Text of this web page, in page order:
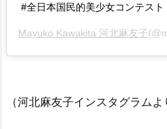
#全日本国民的美少女コンテスト
Mayuko Kawakita 河北麻友子
（河北麻友子インスタグラムよ